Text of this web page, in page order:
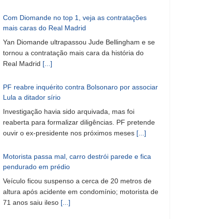
Com Diomande no top 1, veja as contratações
mais caras do Real Madrid
Yan Diomande ultrapassou Jude Bellingham e se
tornou a contratação mais cara da história do
Real Madrid [...]
PF reabre inquérito contra Bolsonaro por associar
Lula a ditador sírio
Investigação havia sido arquivada, mas foi
reaberta para formalizar diligências. PF pretende
ouvir o ex-presidente nos próximos meses [...]
Motorista passa mal, carro destrói parede e fica
pendurado em prédio
Veículo ficou suspenso a cerca de 20 metros de
altura após acidente em condomínio; motorista de
71 anos saiu ileso [...]